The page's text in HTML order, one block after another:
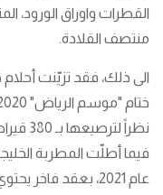
القطرات واوراق الورود،
منتصف القلادة.
الى ذلك، فقد تزيّنت أحلام
نظراً
فيما أطلّت المطربة